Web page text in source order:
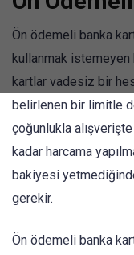
Ön ödemeli banka
kullanmak istemeyen
kartlar vadesiz bir
belirlenen bir limitle
çoğunlukla
kadar harcama
bakiyesi
gerekir.
Ön ödemeli banka